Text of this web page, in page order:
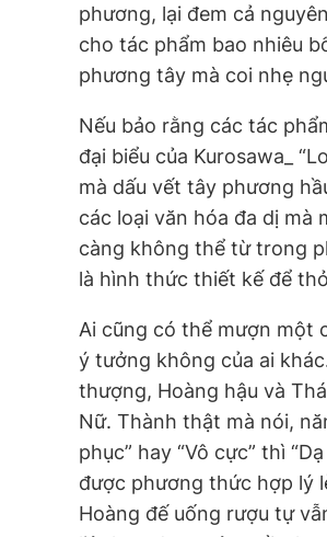
phương, lại đem cả
cho tác phẩm bao nhiêu
phương tây mà coi nhẹ
Nếu bảo rằng các tác
đại biểu của Kurosawa_
mà dấu vết tây phương
các loại văn hóa đa dị
càng không thể từ trong
là hình thức thiết kế để
Ai cũng có thể mượn một
ý tưởng không của ai
thượng, Hoàng hậu và
Nữ. Thành thật mà nói,
phục” hay “Vô cực” thì
được phương thức hợp lý
Hoàng đế uống rượu tự